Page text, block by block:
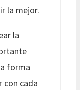
la mejor.
la
forma
con cada